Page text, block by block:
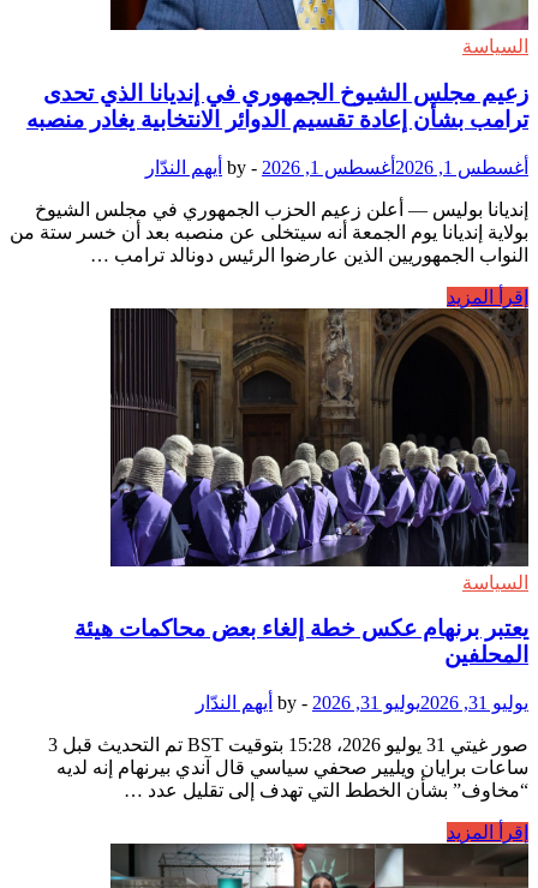
محل
آندي
بيرنهام
السياسة
زعيم مجلس الشيوخ الجمهوري في إنديانا الذي تحدى
ترامب بشأن إعادة تقسيم الدوائر الانتخابية يغادر منصبه
أغسطس 1, 2026 أغسطس 1, 2026 -
by أيهم الندّار
إنديانا بوليس — أعلن زعيم الحزب الجمهوري في مجلس الشيوخ
بولاية إنديانا يوم الجمعة أنه سيتخلى عن منصبه بعد أن خسر ستة من
النواب الجمهوريين الذين عارضوا الرئيس دونالد ترامب …
زعيم
مجلس
الشيوخ
الجمهوري
إنديانا
تحدى
ترامب
بشأن
إعادة
تقسيم
الدوائر
الانتخابية
منصبه
إقرأ المزيد
السياسة
يعتبر برنهام عكس خطة إلغاء بعض محاكمات هيئة
المحلفين
يوليو 31, 2026 يوليو 31, 2026 -
by أيهم الندّار
صور غيتي 31 يوليو 2026، 15:28 بتوقيت BST تم التحديث قبل 3
ساعات برايان ويليير صحفي سياسي قال آندي بيرنهام إنه لديه
“مخاوف” بشأن الخطط التي تهدف إلى تقليل عدد …
يعتبر
برنهام
عكس
إقرأ المزيد